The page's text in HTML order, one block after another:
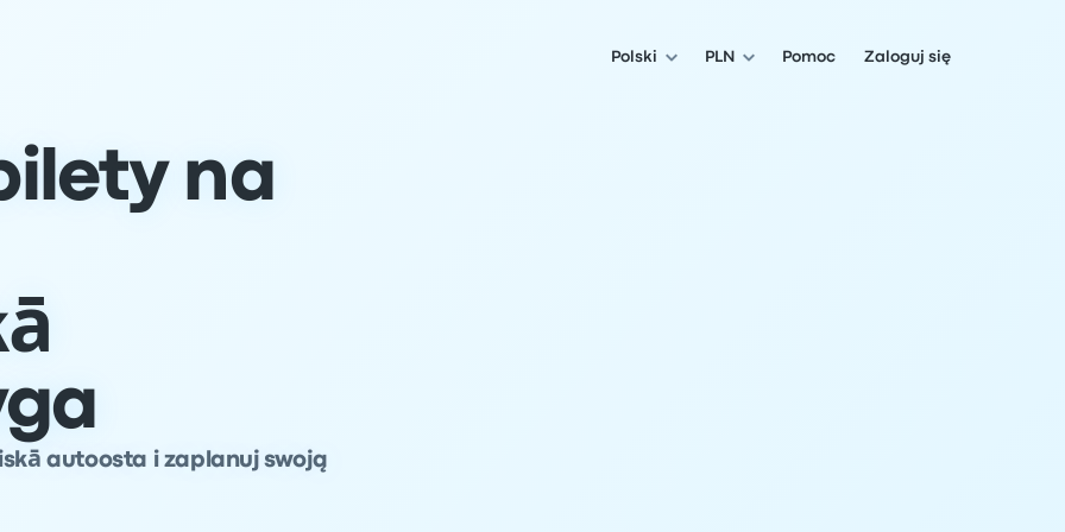
Polski PLN Pomoc Zaloguj się
na
autoosta i zaplanuj swoją